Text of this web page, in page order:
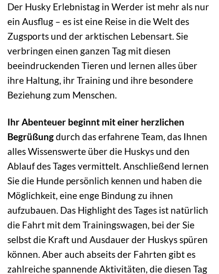
Der Husky Erlebnistag in Werder ist mehr als nur
ein Ausflug – es ist eine Reise in die Welt des
Zugsports und der arktischen Lebensart. Sie
verbringen einen ganzen Tag mit diesen
beeindruckenden Tieren und lernen alles über
ihre Haltung, ihr Training und ihre besondere
Beziehung zum Menschen.
Ihr Abenteuer beginnt mit einer herzlichen
Begrüßungdurch das erfahrene Team, das Ihnen
alles Wissenswerte über die Huskys und den
Ablauf des Tages vermittelt. Anschließend lernen
Sie die Hunde persönlich kennen und haben die
Möglichkeit, eine enge Bindung zu ihnen
aufzubauen. Das Highlight des Tages ist natürlich
die Fahrt mit dem Trainingswagen, bei der Sie
selbst die Kraft und Ausdauer der Huskys spüren
können. Aber auch abseits der Fahrten gibt es
zahlreiche spannende Aktivitäten, die diesen Tag